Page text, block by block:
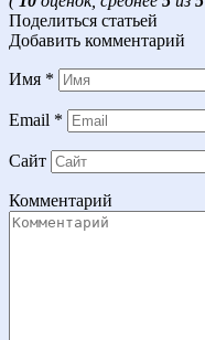
Поделиться статьей
Добавить комментарий
Имя *
Email *
Сайт
Комментарий